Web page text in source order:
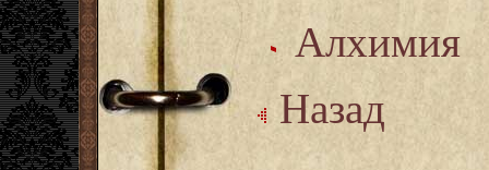
Алхимия
Назад